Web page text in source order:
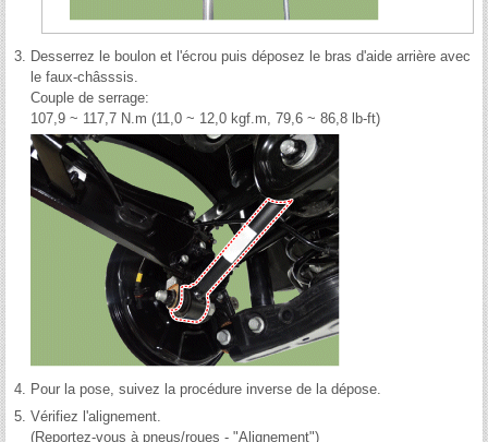
3. Desserrez le boulon et l'écrou puis déposez le bras d'aide arrière avec
le faux-châsssis.
Couple de serrage:
107,9 ~ 117,7 N.m (11,0 ~ 12,0 kgf.m, 79,6 ~ 86,8 lb-ft)
4. Pour la pose, suivez la procédure inverse de la dépose.
5. Vérifiez l'alignement.
(Reportez-vous à pneus/roues - "Alignement")